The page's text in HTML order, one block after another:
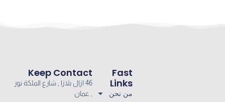
Fast
Links
من نحن
Keep Contact
46 ازال بلازا , شارع الملكة نور
, عمان